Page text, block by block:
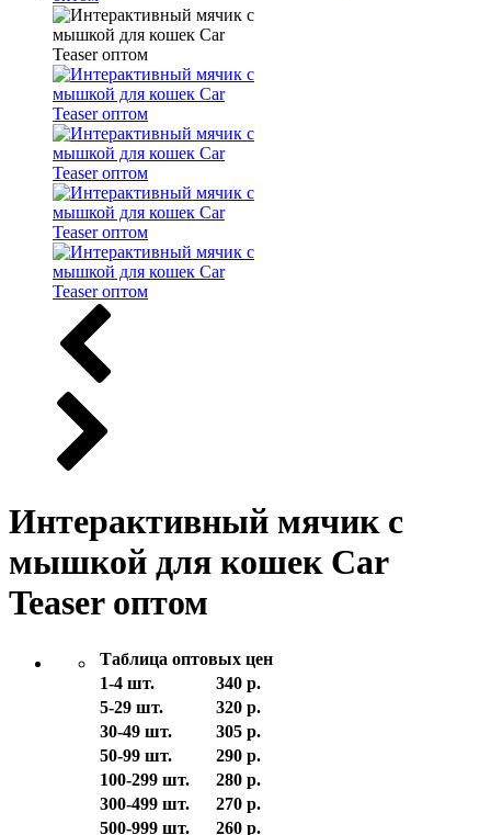
Интерактивный мячик с
мышкой для кошек Car
Teaser оптом
Таблица оптовых цен
1-4 шт.
340 р.
5-29 шт.
320 р.
30-49 шт.
305 р.
50-99 шт.
290 р.
100-299 шт.
280 р.
300-499 шт.
270 р.
500-999 шт.
260 р.